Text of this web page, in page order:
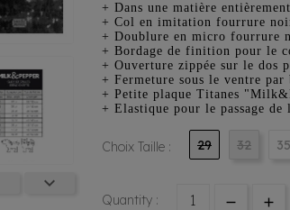

+ Dans une matière
+ Col en imitation fourrure
+ Doublure en micro fourrure
+ Bordage de finition pour le
+ Ouverture zippée sur le dos
+ Fermeture sous le ventre par
+ Petite plaque Titanes
+ Elastique pour le passage de
Choix Taille : 29 32 35
Quantity :